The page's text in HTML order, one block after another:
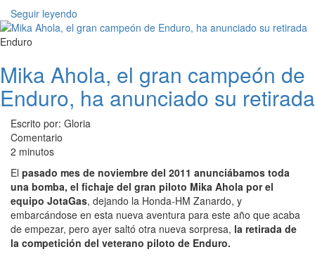
Seguir leyendo
Enduro
Mika Ahola, el gran campeón de
Enduro, ha anunciado su retirada
Escrito por: Gloria
Comentario
2 minutos
El pasado mes de noviembre del 2011 anunciábamos toda
una bomba, el fichaje del gran piloto Mika Ahola por el
equipo JotaGas, dejando la Honda-HM Zanardo, y
embarcándose en esta nueva aventura para este año que acaba
de empezar, pero ayer saltó otra nueva sorpresa, la retirada de
la competición del veterano piloto de Enduro.